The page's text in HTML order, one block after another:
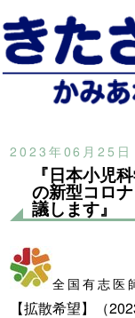
2023年06月25日
『日本小児
の新型コロ
議します』
全国有志医
【拡散希望】（